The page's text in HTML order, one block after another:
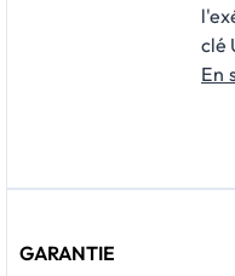
clé
En
GARANTIE